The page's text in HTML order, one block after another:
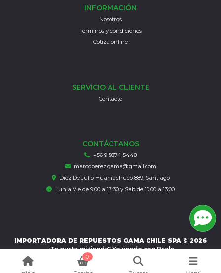
INFORMACIÓN
Nosotros
Terminos y condiciones
Cotiza online
SERVICIO AL CLIENTE
Contacto
CONTÁCTANOS
+56 9 5874 5448
marcoperez.gama@gmail.com
Diez De Julio Huamachuco 889, Santiago
Lun a Vie de 9:00 a 17:30 y Sab de 10:00 a 13:00
IMPORTADORA DE REPUESTOS GAMA CHILE SPA © 2026
¿Te gusta mi tienda? Yo vendo conBsale
0